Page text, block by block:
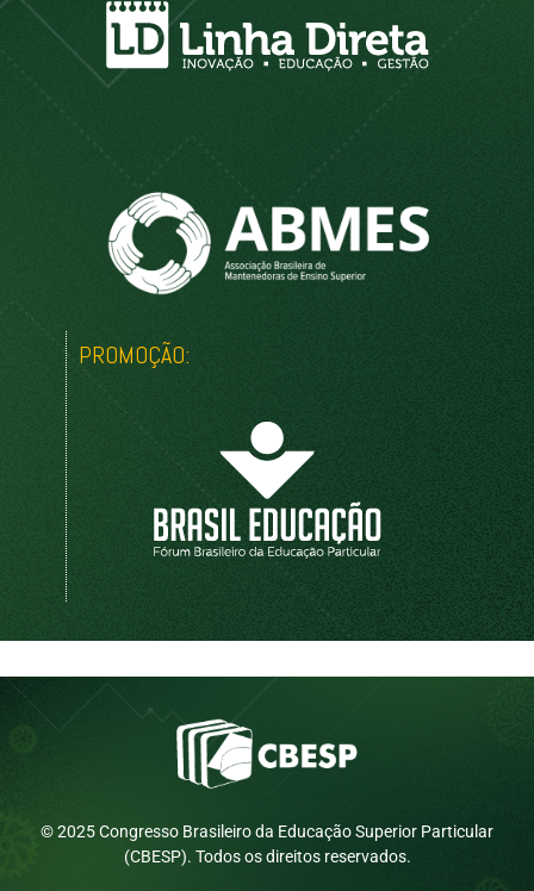
PROMOÇÃO:
© 2025 Congresso Brasileiro da Educação Superior Particular
(CBESP). Todos os direitos reservados.